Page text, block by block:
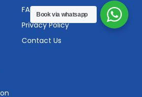
FAQS
Privacy Policy
Contact Us
Book via whatsapp